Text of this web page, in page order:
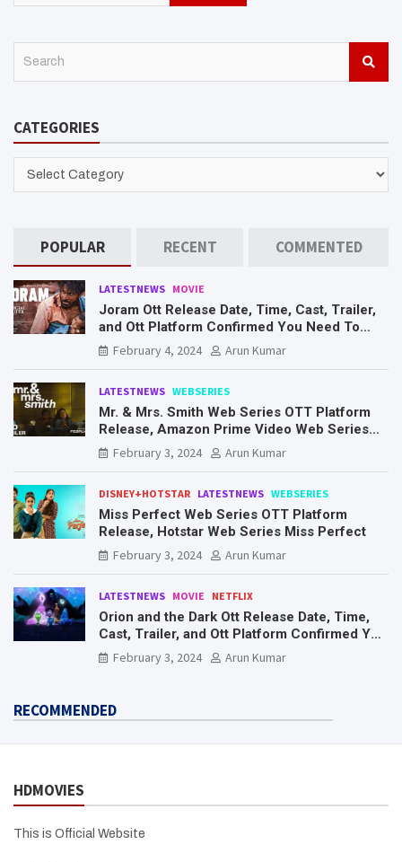
c
CATEGORIES
POPULAR RECENT COMMENTED
LATESTNEWS MOVIE
Joram Ott Release Date, Time, Cast, Trailer,
and Ott Platform Confirmed You Need To
Know Here
February 4, 2024 Arun Kumar
LATESTNEWS WEBSERIES
Mr. & Mrs. Smith Web Series OTT Platform
Release, Amazon Prime Video Web Series
Mr. & Mrs. Smith
February 3, 2024 Arun Kumar
DISNEY+HOTSTAR LATESTNEWS WEBSERIES
Miss Perfect Web Series OTT Platform
Release, Hotstar Web Series Miss Perfect
February 3, 2024
Arun Kumar
LATESTNEWS MOVIE NETFLIX
Orion and the Dark Ott Release Date, Time,
Cast, Trailer, and Ott Platform Confirmed You
Need To Know Here
February 3, 2024 Arun Kumar
RECOMMENDED
HDMOVIES
This is Official Website